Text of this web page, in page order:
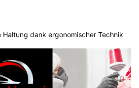
Haltung dank ergonomischer Technik